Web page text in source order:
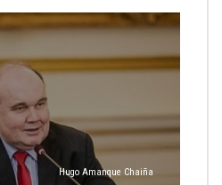
Hugo Amanque Chaiña